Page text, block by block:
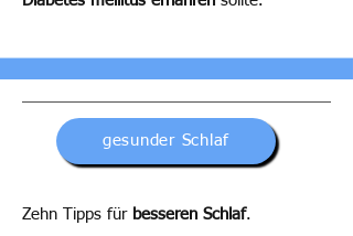
gesunder Schlaf
Zehn Tipps für besseren Schlaf.